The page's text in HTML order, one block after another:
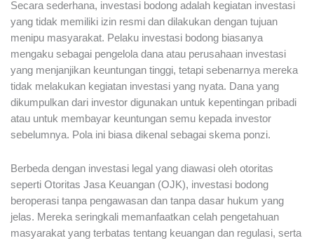
Secara sederhana, investasi bodong adalah kegiatan investasi
yang tidak memiliki izin resmi dan dilakukan dengan tujuan
menipu masyarakat. Pelaku investasi bodong biasanya
mengaku sebagai pengelola dana atau perusahaan investasi
yang menjanjikan keuntungan tinggi, tetapi sebenarnya mereka
tidak melakukan kegiatan investasi yang nyata. Dana yang
dikumpulkan dari investor digunakan untuk kepentingan pribadi
atau untuk membayar keuntungan semu kepada investor
sebelumnya. Pola ini biasa dikenal sebagai skema ponzi.
Berbeda dengan investasi legal yang diawasi oleh otoritas
seperti Otoritas Jasa Keuangan (OJK), investasi bodong
beroperasi tanpa pengawasan dan tanpa dasar hukum yang
jelas. Mereka seringkali memanfaatkan celah pengetahuan
masyarakat yang terbatas tentang keuangan dan regulasi, serta